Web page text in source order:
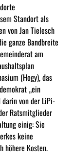
Standort als
von Jan Tielesch
ganze Bandbreite
am
(Hogy), das
„ein
von der LiPi-
Ratsmitglieder
einig: Sie
keine
höhere Kosten.